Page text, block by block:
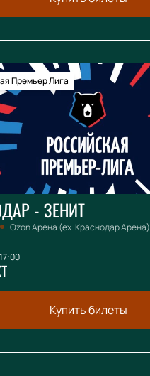
Премьер Лига
- ЗЕНИТ
Ozon Арена (ex. Краснодар Арена)
Купить билеты